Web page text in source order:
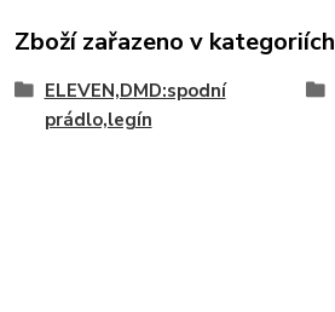
Zboží zařazeno v kategoriích
ELEVEN,DMD:spodní
prádlo,legín